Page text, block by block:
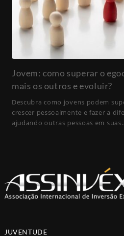
Jovem: como superar o
mais os outros e evoluir?
Descubra como jovens podem
crescer pessoalmente e fazer a
ajudando outras pessoas em
JUVENTUDE